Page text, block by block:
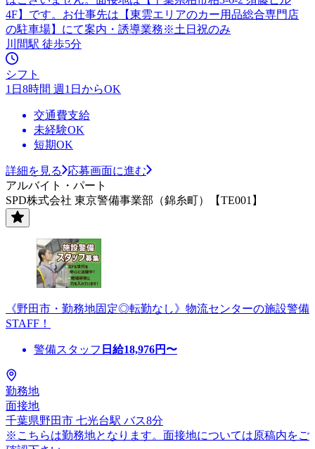
4F】です。お仕事先は【東雲エリアのカー用品総合専門店
の駐車場】にて案内・誘導業務※土日祝のみ
川間駅 徒歩5分
シフト
1日8時間 週1日からOK
交通費支給
未経験OK
短期OK
詳細を見る
応募画面に進む
アルバイト・パート
SPD株式会社 東京警備事業部（錦糸町）【TE001】
《野田市・勤務地固定◎転勤なし》物流センターの施設警備
STAFF！
警備スタッフ 日給18,976円〜
勤務地
面接地
千葉県野田市 七光台駅 バス8分
※こちらは勤務地となります。面接地については原稿内をご